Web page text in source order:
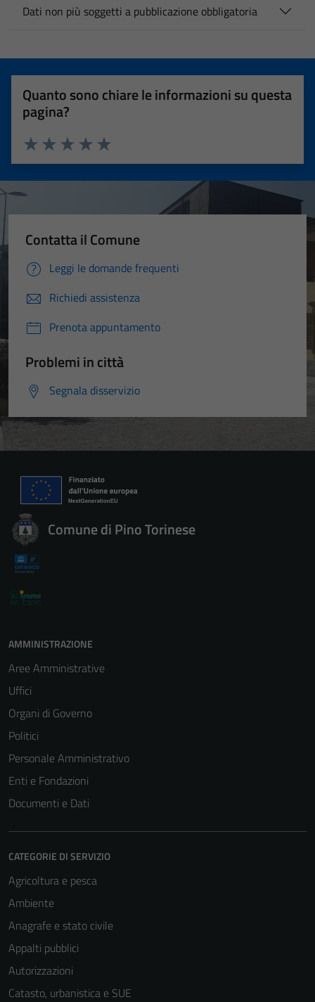
Dati non più soggetti a pubblicazione obbligatoria
Quanto sono chiare le informazioni su questa
pagina?
Valuta 5 stelle su 5
Valuta 4 stelle su 5
Valuta 3 stelle su 5
Valuta 2 stelle su 5
Valuta 1 stelle su 5
Contatta il Comune
Leggi le domande frequenti
Richiedi assistenza
Prenota appuntamento
Problemi in città
Segnala disservizio
Comune di Pino Torinese
AMMINISTRAZIONE
Aree Amministrative
Uffici
Organi di Governo
Politici
Personale Amministrativo
Enti e Fondazioni
Documenti e Dati
CATEGORIE DI SERVIZIO
Agricoltura e pesca
Ambiente
Anagrafe e stato civile
Appalti pubblici
Autorizzazioni
Catasto, urbanistica e SUE